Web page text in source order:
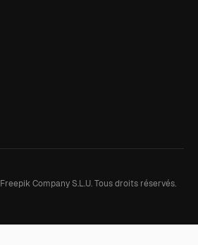
Freepik Company S.L.U.Tous droits réservés.